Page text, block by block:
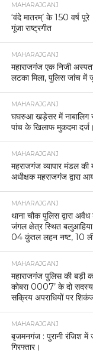
MAHARAJGANJ
‘वंदे मातरम्’ के 150 वर्ष
गूंजा राष्ट्रगीत
MAHARAJGANJ
महाराजगंज एक निजी
लटका मिला, पुलिस जांच में
MAHARAJGANJ
घघरुआ खड़ेसर में नाबालिग से
पांच के खिलाफ मुकदमा दर्ज।
MAHARAJGANJ
महराजगंज व्यापार मंडल
अधीक्षक महराजगंज द्वारा
MAHARAJGANJ
थाना चौक पुलिस द्वारा
जंगल क्षेत्र स्थित बलुआहिया
04 कुंतल लहन नष्ट, 10
MAHARAJGANJ
महाराजगंज पुलिस की बड़ी
कोबरा 0007’ के दो सदस्य
सक्रिय अपराधियों पर
MAHARAJGANJ
बृजमनगंज : पुरानी रंजिश में
गिरफ्तार।